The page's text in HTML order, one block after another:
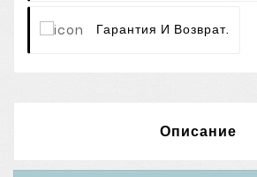
Гарантия И Возврат.
Описание